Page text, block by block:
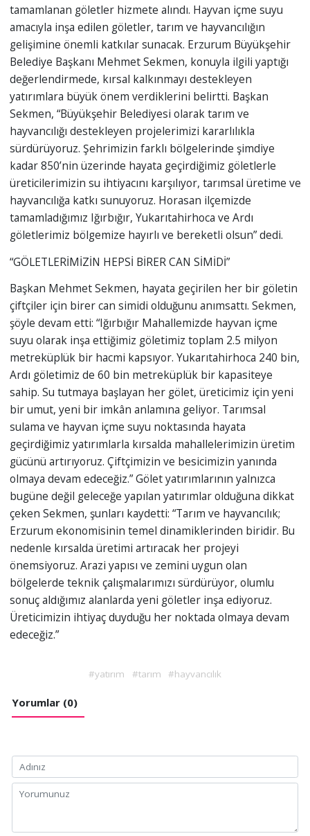
tamamlanan göletler hizmete alındı. Hayvan içme suyu
amacıyla inşa edilen göletler, tarım ve hayvancılığın
gelişimine önemli katkılar sunacak. Erzurum Büyükşehir
Belediye Başkanı Mehmet Sekmen, konuyla ilgili yaptığı
değerlendirmede, kırsal kalkınmayı destekleyen
yatırımlara büyük önem verdiklerini belirtti. Başkan
Sekmen, “Büyükşehir Belediyesi olarak tarım ve
hayvancılığı destekleyen projelerimizi kararlılıkla
sürdürüyoruz. Şehrimizin farklı bölgelerinde şimdiye
kadar 850’nin üzerinde hayata geçirdiğimiz göletlerle
üreticilerimizin su ihtiyacını karşılıyor, tarımsal üretime ve
hayvancılığa katkı sunuyoruz. Horasan ilçemizde
tamamladığımız Iğırbığır, Yukarıtahirhoca ve Ardı
göletlerimiz bölgemize hayırlı ve bereketli olsun” dedi.
“GÖLETLERİMİZİN HEPSİ BİRER CAN SİMİDİ”
Başkan Mehmet Sekmen, hayata geçirilen her bir göletin
çiftçiler için birer can simidi olduğunu anımsattı. Sekmen,
şöyle devam etti: “Iğırbığır Mahallemizde hayvan içme
suyu olarak inşa ettiğimiz göletimiz toplam 2.5 milyon
metreküplük bir hacmi kapsıyor. Yukarıtahirhoca 240 bin,
Ardı göletimiz de 60 bin metreküplük bir kapasiteye
sahip. Su tutmaya başlayan her gölet, üreticimiz için yeni
bir umut, yeni bir imkân anlamına geliyor. Tarımsal
sulama ve hayvan içme suyu noktasında hayata
geçirdiğimiz yatırımlarla kırsalda mahallelerimizin üretim
gücünü artırıyoruz. Çiftçimizin ve besicimizin yanında
olmaya devam edeceğiz.” Gölet yatırımlarının yalnızca
bugüne değil geleceğe yapılan yatırımlar olduğuna dikkat
çeken Sekmen, şunları kaydetti: “Tarım ve hayvancılık;
Erzurum ekonomisinin temel dinamiklerinden biridir. Bu
nedenle kırsalda üretimi artıracak her projeyi
önemsiyoruz. Arazi yapısı ve zemini uygun olan
bölgelerde teknik çalışmalarımızı sürdürüyor, olumlu
sonuç aldığımız alanlarda yeni göletler inşa ediyoruz.
Üreticimizin ihtiyaç duyduğu her noktada olmaya devam
edeceğiz.”
#yatırım #tarım #hayvancılık
Yorumlar (0)